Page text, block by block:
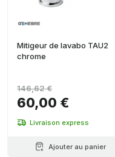
Mitigeur de lavabo TAU2
chrome
60,00 €
146,62 €
Livraison express
Ajouter au panier